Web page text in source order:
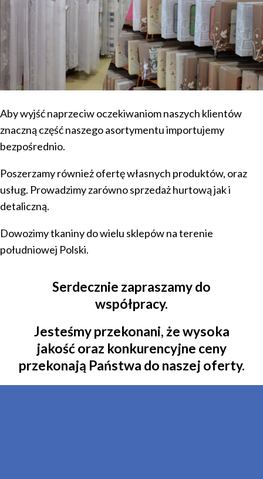
Aby wyjść naprzeciw oczekiwaniom naszych klientów
znaczną część naszego asortymentu importujemy
bezpośrednio.
Poszerzamy również ofertę własnych produktów, oraz
usług. Prowadzimy zarówno sprzedaż hurtową jak i
detaliczną.
Dowozimy tkaniny do wielu sklepów na terenie
południowej Polski.
Serdecznie zapraszamy do
współpracy.
Jesteśmy przekonani, że wysoka
jakość oraz konkurencyjne ceny
przekonają Państwa do naszej oferty.